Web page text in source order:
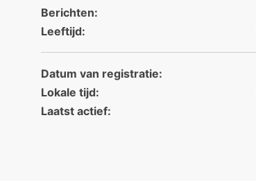
Berichten:
Leeftijd:
Datum van registratie:
Lokale tijd:
Laatst actief: